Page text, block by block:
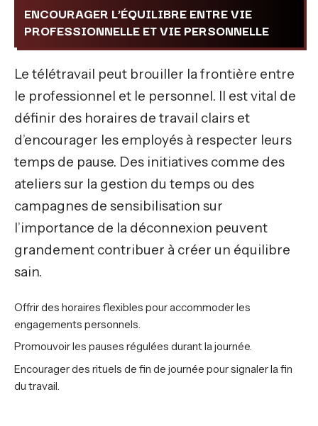
ENCOURAGER L’ÉQUILIBRE ENTRE VIE
PROFESSIONNELLE ET VIE PERSONNELLE
Le télétravail peut brouiller la frontière entre
le professionnel et le personnel. Il est vital de
définir des horaires de travail clairs et
d’encourager les employés à respecter leurs
temps de pause. Des initiatives comme des
ateliers sur la gestion du temps ou des
campagnes de sensibilisation sur
l’importance de la déconnexion peuvent
grandement contribuer à créer un équilibre
sain.
Offrir des horaires flexibles pour accommoder les
engagements personnels.
Promouvoir les pauses régulées durant la journée.
Encourager des rituels de fin de journée pour signaler la fin
du travail.